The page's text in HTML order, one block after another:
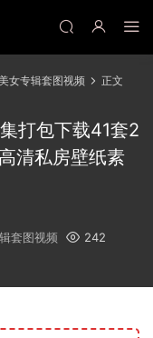
美女专辑套图视频 正文
打包下载41套2
清私房壁纸素
套图视频
242